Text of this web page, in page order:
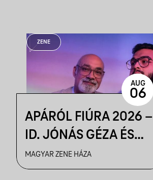
ZENE
APÁRÓL FIÚRA 2026 –
ID. JÓNÁS GÉZA ÉS
ZENEKARA & IFJ.
JÓNÁS GÉZA ÉS
MAGYAR ZENE HÁZA
AUG
06